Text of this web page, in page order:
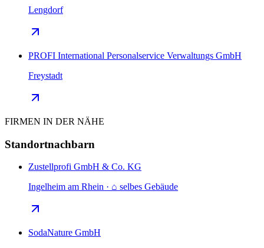
Lengdorf
PROFI International Personalservice Verwaltungs GmbH
Freystadt
FIRMEN IN DER NÄHE
Standortnachbarn
Zustellprofi GmbH & Co. KG
Ingelheim am Rhein · ⌂ selbes Gebäude
SodaNature GmbH